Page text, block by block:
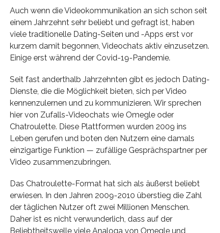
Auch wenn die Videokommunikation an sich schon seit
einem Jahrzehnt sehr beliebt und gefragt ist, haben
viele traditionelle Dating-Seiten und -Apps erst vor
kurzem damit begonnen, Videochats aktiv einzusetzen.
Einige erst während der Covid-19-Pandemie.
Seit fast anderthalb Jahrzehnten gibt es jedoch Dating-
Dienste, die die Möglichkeit bieten, sich per Video
kennenzulernen und zu kommunizieren. Wir sprechen
hier von Zufalls-Videochats wie Omegle oder
Chatroulette. Diese Plattformen wurden 2009 ins
Leben gerufen und boten den Nutzern eine damals
einzigartige Funktion — zufällige Gesprächspartner per
Video zusammenzubringen.
Das Chatroulette-Format hat sich als äußerst beliebt
erwiesen. In den Jahren 2009-2010 überstieg die Zahl
der täglichen Nutzer oft zwei Millionen Menschen.
Daher ist es nicht verwunderlich, dass auf der
Beliebtheitswelle viele Analoga von Omegle und